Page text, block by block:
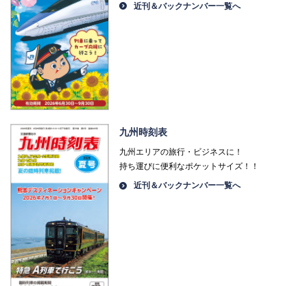
近刊＆バックナンバー一覧へ
九州時刻表
九州エリアの旅行・ビジネスに！
持ち運びに便利なポケットサイズ！！
近刊＆バックナンバー一覧へ